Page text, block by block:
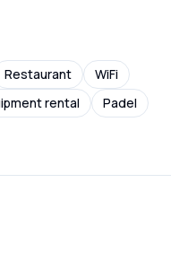
Restaurant
WiFi
rental
Padel